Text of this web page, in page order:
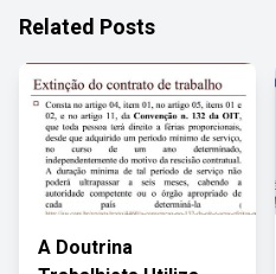
Related Posts
A Doutrina